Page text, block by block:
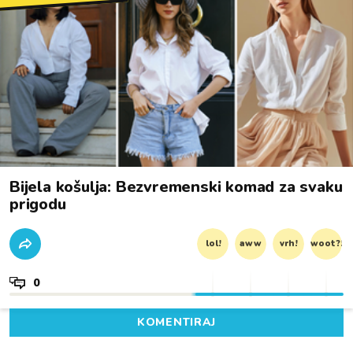
Bijela košulja: Bezvremenski komad za svaku
prigodu
lol! aww vrh! woot?!
0
KOMENTIRAJ